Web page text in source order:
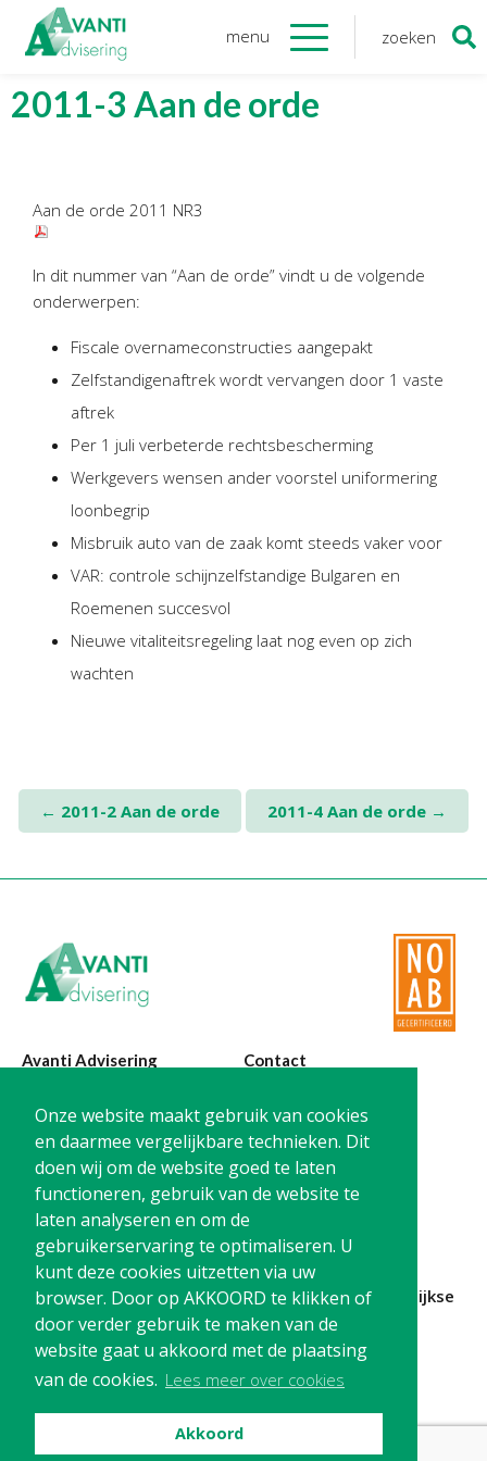
Onze website maakt gebruik van cookies
en daarmee vergelijkbare technieken. Dit
doen wij om de website goed te laten
functioneren, gebruik van de website te
laten analyseren en om de
gebruikerservaring te optimaliseren. U
kunt deze cookies uitzetten via uw
browser. Door op AKKOORD te klikken of
door verder gebruik te maken van de
website gaat u akkoord met de plaatsing
van de cookies. Lees meer over cookies
Akkoord
menu zoeken
Organisatie
Algemene verordening
gegevensbescherming
Vacatures
Onze diensten
Financiele Administratie
Startersbegeleiding
Tijdelijk financieel personeel
Personeel & Organisatie
Bedrijfseconomisch advies
Belastingadvies Purmerend
Online boekhouden
Nieuws&informatie
Downloads
Twinfield – Boekhouden
Visionplanner – Rapportage
Online Salaris – Salarissen
Nextens-Accorderen aangiften
Zoeken
naar:
2011-3 Aan de orde
Aan de orde 2011 NR3
In dit nummer van “Aan de orde” vindt u de volgende
onderwerpen:
Fiscale overnameconstructies aangepakt
Zelfstandigenaftrek wordt vervangen door 1 vaste
aftrek
Per 1 juli verbeterde rechtsbescherming
Werkgevers wensen ander voorstel uniformering
loonbegrip
Misbruik auto van de zaak komt steeds vaker voor
VAR: controle schijnzelfstandige Bulgaren en
Roemenen succesvol
Nieuwe vitaliteitsregeling laat nog even op zich
wachten
Post
← 2011-2 Aan de orde 2011-4 Aan de orde →
Avanti Advisering
Poelstraat 4
1441 RR Purmerend
Contact
T: 0299-420870
@:
info@avanti-
advisering.nl
BTW: NL861212733B01
Blijf op de hoogte en schrijf je in voor onze maandelijkse
nieuwsbrief
Schrijf me in!